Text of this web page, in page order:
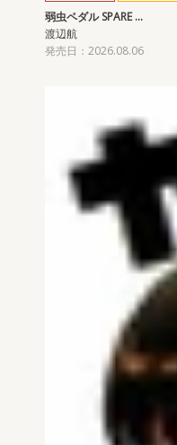
弱虫ペダル SPARE …
渡辺航
発売日：2026.08.06